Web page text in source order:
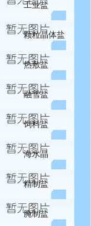
工业盐
颗粒晶体盐
热敷盐
融雪盐
饲料盐
海水晶
精制盐
腌制盐